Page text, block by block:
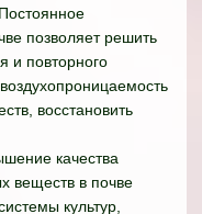
позволяет решить
и повторного
восстановить
качества
веществ в почве
культур,